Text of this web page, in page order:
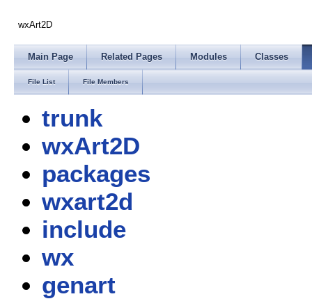
wxArt2D
Main Page Related Pages Modules Classes
File List File Members
trunk
wxArt2D
packages
wxart2d
include
wx
genart